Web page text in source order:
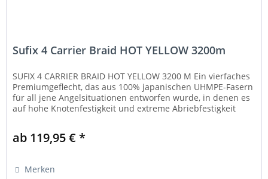
Sufix 4 Carrier Braid HOT YELLOW 3200m
SUFIX 4 CARRIER BRAID HOT YELLOW 3200 M Ein vierfaches
Premiumgeflecht, das aus 100% japanischen UHMPE-Fasern
für all jene Angelsituationen entworfen wurde, in denen es
auf hohe Knotenfestigkeit und extreme Abriebfestigkeit
ab 119,95 € *
Merken